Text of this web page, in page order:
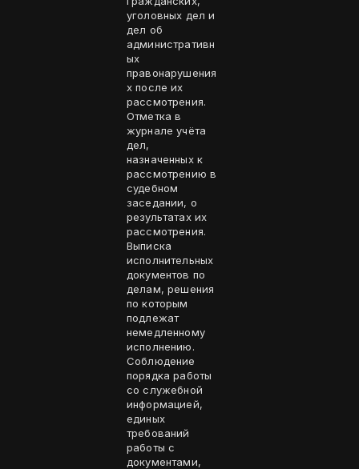
уголовных дел и
дел об
административн
ых
правонарушения
х после их
рассмотрения.
Отметка в
журнале учёта
дел,
назначенных к
рассмотрению в
судебном
заседании, о
результатах их
рассмотрения.
Выписка
исполнительных
документов по
делам, решения
по которым
подлежат
немедленному
исполнению.
Соблюдение
порядка работы
со служебной
информацией,
единых
требований
работы с
документами,